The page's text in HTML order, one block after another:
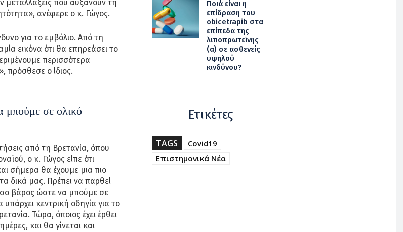
μεταλλάξεις που αυξάνουν τη
ανέφερε ο κ. Γώγος.
για το εμβόλιο. Από τη
εικόνα ότι θα επηρεάσει το
περισσότερα
πρόσθεσε ο ίδιος.
μπούμε σε ολικό
από τη Βρετανία, όπου
ο κ. Γώγος είπε ότι
σήμερα θα έχουμε μια πιο
δικά μας. Πρέπει να παρθεί
βάρος ώστε να μπούμε σε
κεντρική οδηγία για το
Τώρα, όποιος έχει έρθει
και θα γίνεται και
Ποιά είναι η
επίδραση του
obicetrapib στα
επίπεδα της
λιποπρωτεϊνης
(α) σε ασθενείς
υψηλού
κινδύνου?
Ετικέτες
TAGS
Covid19
Επιστημονικά Νέα